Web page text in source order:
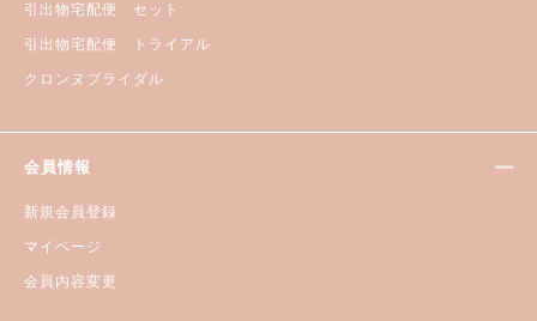
引出物宅配便 セット
引出物宅配便 トライアル
クロンヌブライダル
会員情報
新規会員登録
マイページ
会員内容変更